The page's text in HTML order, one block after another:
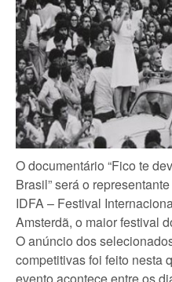
O documentário “Fico te
Brasil” será o
IDFA – Festival
Amsterdã, o maior festival
O anúncio dos
competitivas foi feito nesta
evento acontece entre os